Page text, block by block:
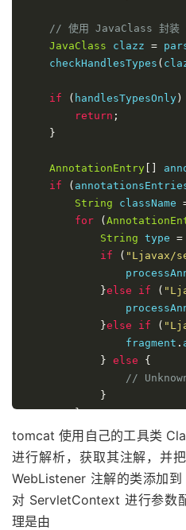
// 使用 JavaClass 封装
JavaClass clazz =
    checkHandlesTypes
(
if ( handlesTypesOnly )
return ;
}
AnnotationEntry
if
(
String className
for
(
String type =
if
( "Ljavax/
}else if (
}else if (
                fragment
.
} else
{
//
}
}
}
tomcat 使用自己的工具类
进行解析，获取其注解，并
WebListener 注解的类添加
对 ServletContext 进行参数
理是由